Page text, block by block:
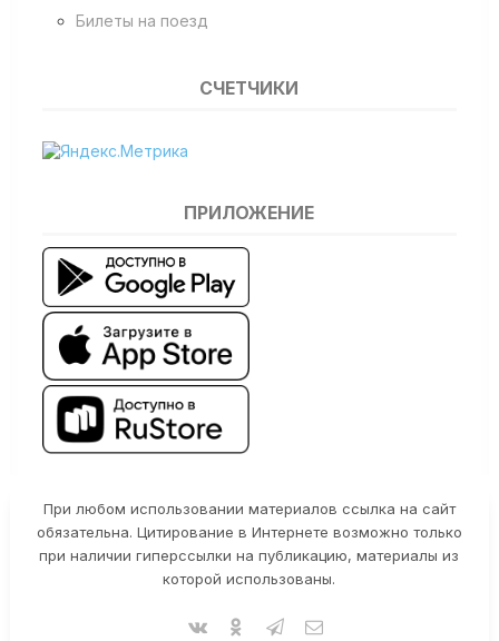
Билеты на поезд
СЧЕТЧИКИ
ПРИЛОЖЕНИЕ
При любом использовании материалов ссылка на сайт
обязательна. Цитирование в Интернете возможно только
при наличии гиперссылки на публикацию, материалы из
которой использованы.